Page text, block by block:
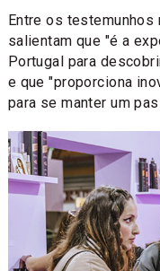
Entre os
salientam que "é a
Portugal para
e que "proporciona
para se manter um